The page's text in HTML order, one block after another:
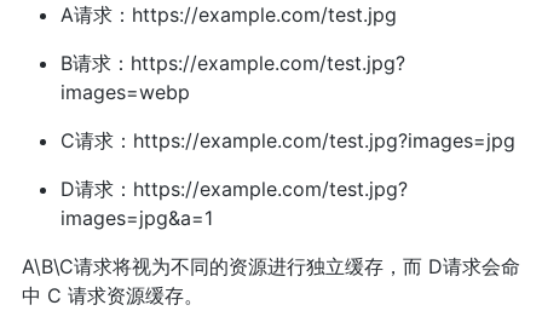
A请求：https://example.com/test.jpg
B请求：https://example.com/test.jpg?
images=webp
C请求：https://example.com/test.jpg?images=jpg
D请求：https://example.com/test.jpg?
images=jpg&a=1
A\B\C请求将视为不同的资源进行独立缓存，而 D请求会命
中 C 请求资源缓存。